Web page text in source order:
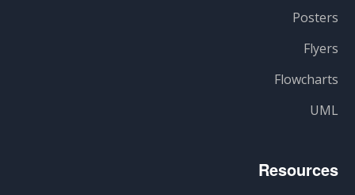
Posters
Flyers
Flowcharts
UML
Resources